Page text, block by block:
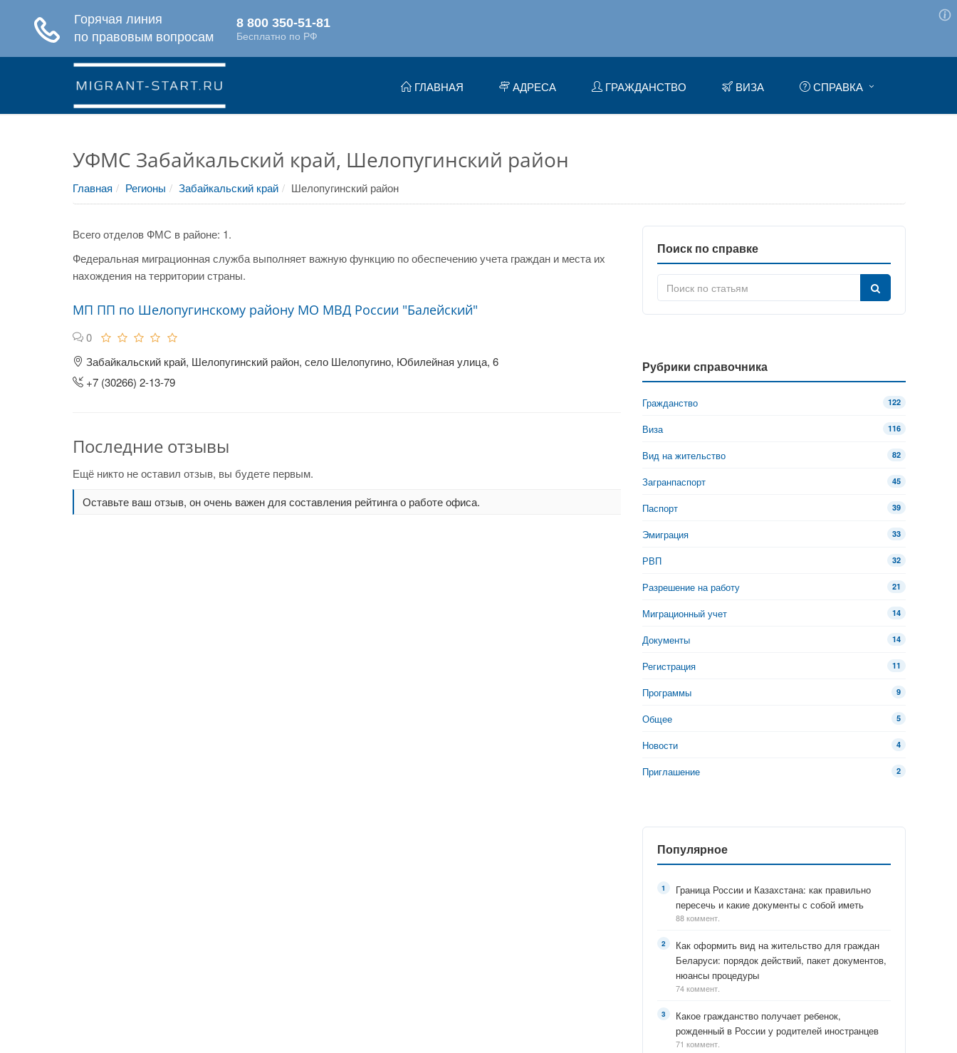
ГЛАВНАЯ АДРЕСА ГРАЖДАНСТВО ВИЗА СПРАВКА
УФМС Забайкальский край, Шелопугинский район
Главная Регионы Забайкальский край Шелопугинский район
Всего отделов ФМС в районе: 1.
Федеральная миграционная служба выполняет важную функцию по обеспечению учета граждан и места их
нахождения на территории страны.
МП ПП по Шелопугинскому району МО МВД России "Балейский"
0
Забайкальский край, Шелопугинский район, село Шелопугино, Юбилейная улица, 6
+7 (30266) 2-13-79
Последние отзывы
Ещё никто не оставил отзыв, вы будете первым.
Оставьте ваш отзыв, он очень важен для составления рейтинга о работе офиса.
Поиск по справке
Рубрики справочника
Гражданство 122
Виза 116
Вид на жительство 82
Загранпаспорт 45
Паспорт 39
Эмиграция 33
РВП 32
Разрешение на работу 21
Миграционный учет 14
Документы 14
Регистрация 11
Программы 9
Общее 5
Новости 4
Приглашение 2
Популярное
Граница России и Казахстана: как правильно
пересечь и какие документы с собой иметь
88 коммент.
Как оформить вид на жительство для граждан
Беларуси: порядок действий, пакет документов,
нюансы процедуры
74 коммент.
Какое гражданство получает ребенок,
рожденный в России у родителей иностранцев
71 коммент.